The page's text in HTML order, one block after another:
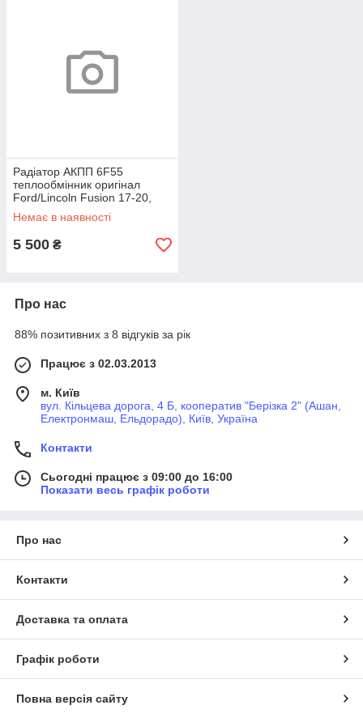
Радіатор АКПП 6F55
теплообмінник оригінал
Ford/Lincoln Fusion 17-20,
MKZ 17-20, Continental 17-20
Немає в наявності
5 500 ₴
Про нас
88% позитивних з 8 відгуків за рік
Працює з 02.03.2013
м. Київ
вул. Кільцева дорога, 4 Б, кооператив "Берізка 2" (Ашан,
Електронмаш, Ельдорадо), Київ, Україна
Контакти
Сьогодні працює з 09:00 до 16:00
Показати весь графік роботи
Про нас
Контакти
Доставка та оплата
Графік роботи
Повна версія сайту